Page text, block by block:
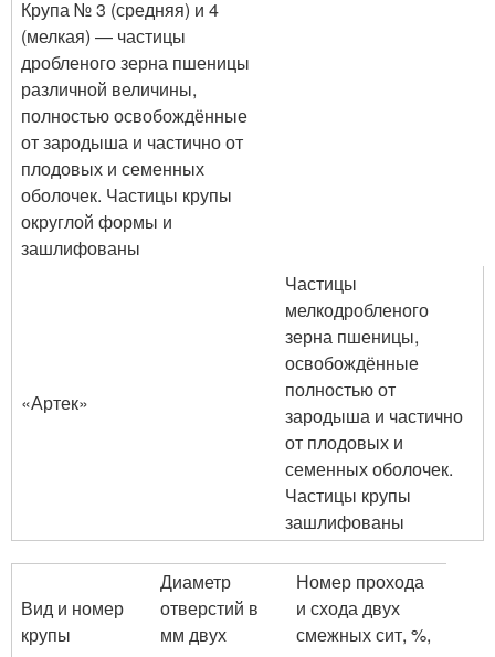
Крупа № 3 (средняя) и 4
(мелкая) — частицы
дробленого зерна пшеницы
различной величины,
полностью освобождённые
от зародыша и частично от
плодовых и семенных
оболочек. Частицы крупы
округлой формы и
зашлифованы
«Артек»
Частицы
мелкодробленого
зерна пшеницы,
освобождённые
полностью от
зародыша и частично
от плодовых и
семенных оболочек.
Частицы крупы
зашлифованы
Вид и номер
крупы
Диаметр
отверстий в
мм двух
Номер прохода
и схода двух
смежных сит, %,